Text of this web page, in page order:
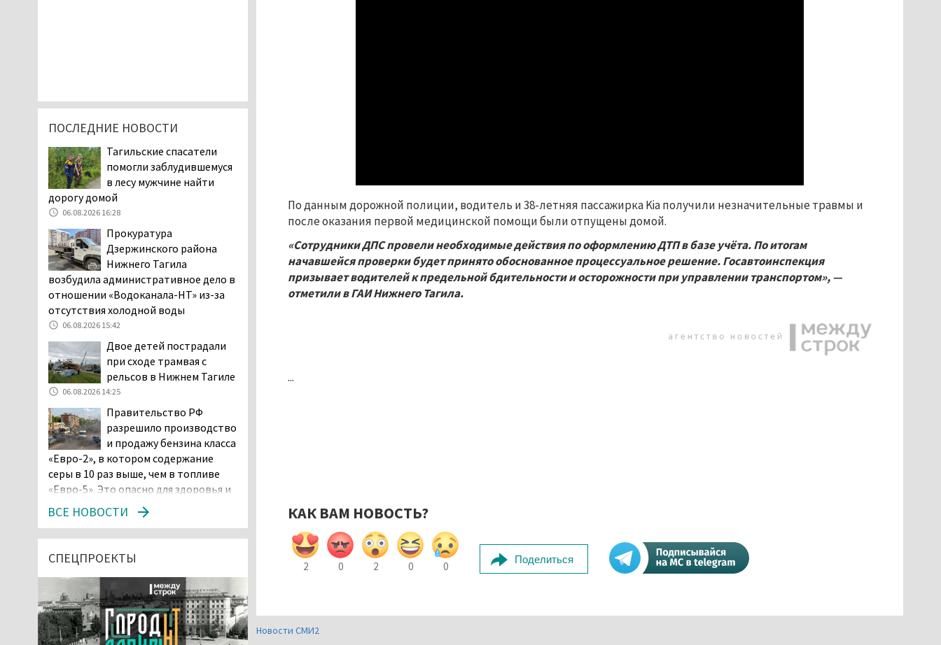
По данным дорожной полиции, водитель и 38-летняя пассажирка Kia получили незначительные травмы и
после оказания первой медицинской помощи были отпущены домой.
«Сотрудники ДПС провели необходимые действия по оформлению ДТП в базе учёта. По итогам
начавшейся проверки будет принято обоснованное процессуальное решение. Госавтоинспекция
призывает водителей к предельной бдительности и осторожности при управлении транспортом», —
отметили в ГАИ Нижнего Тагила.
...
КАК ВАМ НОВОСТЬ?
2 0 2 0 0
Поделиться
Новости СМИ2
ПОСЛЕДНИЕ НОВОСТИ
Тагильские спасатели
помогли заблудившемуся
в лесу мужчине найти
дорогу домой
06.08.2026 16:28
Прокуратура
Дзержинского района
Нижнего Тагила
возбудила административное дело в
отношении «Водоканала-НТ» из-за
отсутствия холодной воды
06.08.2026 15:42
Двое детей пострадали
при сходе трамвая с
рельсов в Нижнем Тагиле
06.08.2026 14:25
Правительство РФ
разрешило производство
и продажу бензина класса
«Евро-2», в котором содержание
серы в 10 раз выше, чем в топливе
«Евро-5». Это опасно для здоровья и
повышает износ автомобиля
06.08.2026 13:53
В Детской городской
больнице № 3 Нижнего
обвинения родителей, которые
заявили, что их дочь в палате
покусала бельевая вошь
06.08.2026 13:02
ВСЕ НОВОСТИ
СПЕЦПРОЕКТЫ